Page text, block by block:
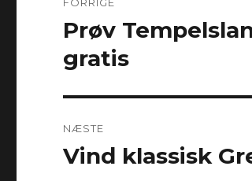
Forrige
indlæg:
Prøv
gratis
NÆSTE
Næste
Vind klassisk